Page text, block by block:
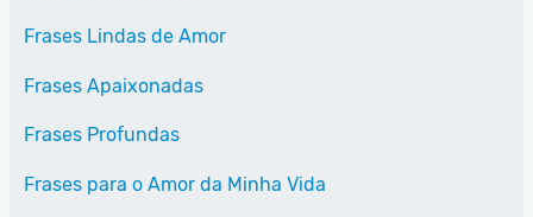
Frases Lindas de Amor
Frases Apaixonadas
Frases Profundas
Frases para o Amor da Minha Vida